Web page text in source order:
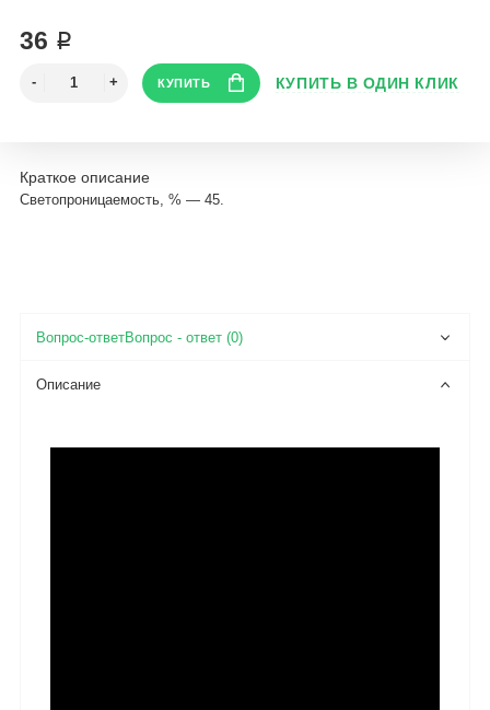
36 ₽
Краткое описание
Светопроницаемость, % — 45.
Вопрос - ответ (0)
Описание